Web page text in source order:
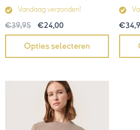
Vandaag verzonden!
€39,95 €24,00
Opties selecteren
€